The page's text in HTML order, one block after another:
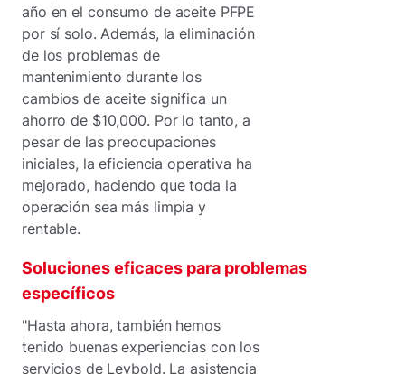
año en el consumo de aceite PFPE
por sí solo. Además, la eliminación
de los problemas de
mantenimiento durante los
cambios de aceite significa un
ahorro de $10,000. Por lo tanto, a
pesar de las preocupaciones
iniciales, la eficiencia operativa ha
mejorado, haciendo que toda la
operación sea más limpia y
rentable.
Soluciones eficaces para problemas
específicos
"Hasta ahora, también hemos
tenido buenas experiencias con los
servicios de Leybold. La asistencia